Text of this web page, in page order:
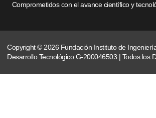
Comprometidos con el avance científico y
Copyright © 2026 Fundación Instituto de
Desarrollo Tecnológico G-200046503 | Todos los